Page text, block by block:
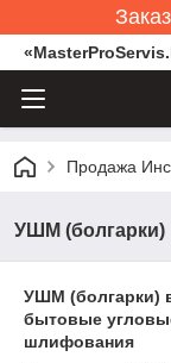
Продажа
УШМ (болгарки)
УШМ (болгарки)
бытовые
шлифования